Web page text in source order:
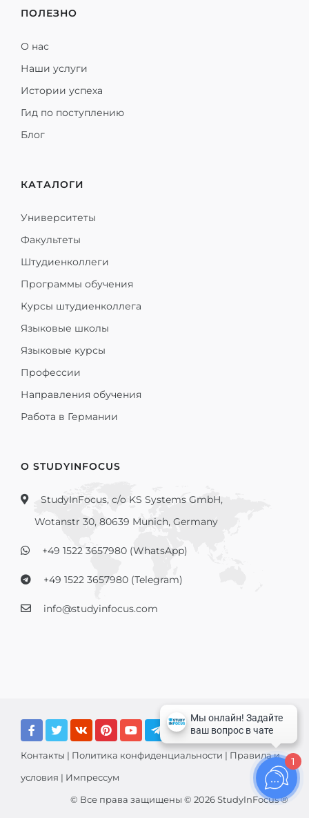
ПОЛЕЗНО
О нас
Наши услуги
Истории успеха
Гид по поступлению
Блог
КАТАЛОГИ
Университеты
Факультеты
Штудиенколлеги
Программы обучения
Курсы штудиенколлега
Языковые школы
Языковые курсы
Профессии
Направления обучения
Работа в Германии
О STUDYINFOCUS
StudyInFocus, c/o KS Systems GmbH,
Wotanstr 30, 80639 Munich, Germany
+49 1522 3657980 (WhatsApp)
+49 1522 3657980 (Telegram)
info@studyinfocus.com
Контакты | Политика конфиденциальности | Правила и
условия | Импрессум
© Все права защищены © 2026 StudyInFocus ®
1